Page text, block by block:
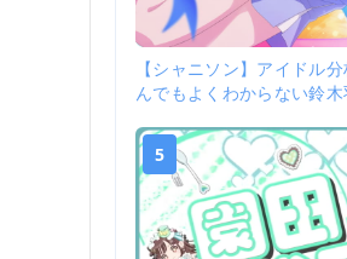
【シャニソン】アイドル
んでもよくわからない鈴
5